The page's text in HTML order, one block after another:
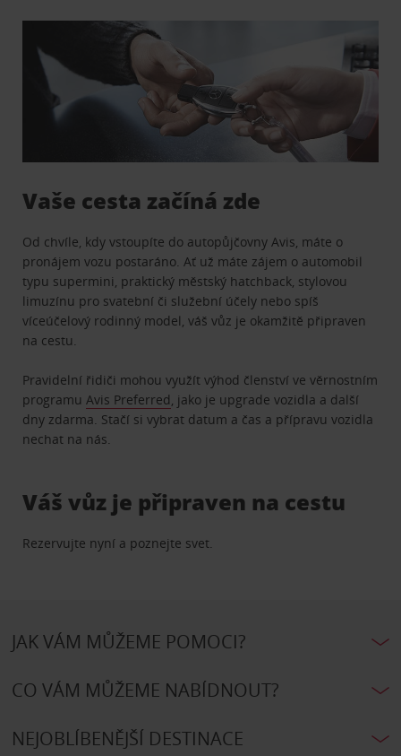
Vaše cesta začíná zde
Od chvíle, kdy vstoupíte do autopůjčovny Avis, máte o
pronájem vozu postaráno. Ať už máte zájem o automobil
typu supermini, praktický městský hatchback, stylovou
limuzínu pro svatební či služební účely nebo spíš
víceúčelový rodinný model, váš vůz je okamžitě připraven
na cestu.
Pravidelní řidiči mohou využít výhod členství ve věrnostním
programuAvis Preferred, jako je upgrade vozidla a další
dny zdarma. Stačí si vybrat datum a čas a přípravu vozidla
nechat na nás.
Váš vůz je připraven na cestu
Rezervujte nyní a poznejte svet.
JAK VÁM MŮŽEME POMOCI?
CO VÁM MŮŽEME NABÍDNOUT?
NEJOBLÍBENĚJŠÍ DESTINACE